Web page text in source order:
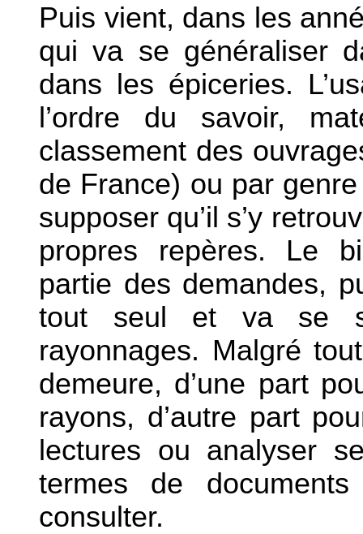
Puis vient, dans les
qui va se généraliser
dans les épiceries.
l’ordre du savoir,
classement des
de France) ou par
supposer qu’il s’y
propres repères. Le
partie des demandes,
tout seul et va se
rayonnages. Malgré
demeure, d’une part
rayons, d’autre part
lectures ou analyser
termes de
consulter.